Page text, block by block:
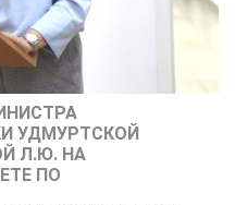
УДМУРТСКОЙ
Л.Ю. НА
ПО